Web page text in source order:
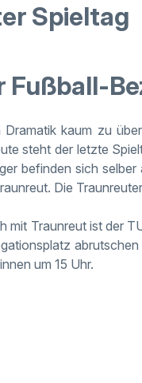
Spieltag
Fußball-
kaum zu
steht der letzte
befinden sich
Die
mit Traunreut ist der
um 15 Uhr.